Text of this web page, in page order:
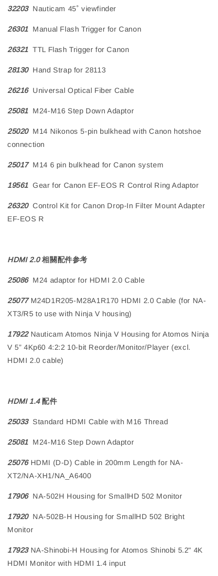
32203Nauticam 45˚ viewfinder
26301 Manual Flash Trigger for Canon
26321 TTL Flash Trigger for Canon
28130Hand Strap for 28113
26216Universal Optical Fiber Cable
25081 M24-M16 Step Down Adaptor
25020M14 Nikonos 5-pin bulkhead with Canon hotshoe
connection
25017M14 6 pin bulkhead for Canon system
19561 Gear for Canon EF-EOS R Control Ring Adaptor
26320Control Kit for Canon Drop-In Filter Mount Adapter
EF-EOS R
HDMI 2.0相關配件参考
25086M24 adaptor for HDMI 2.0 Cable
25077M24D1R205-M28A1R170 HDMI 2.0 Cable (for NA-
XT3/R5 to use with Ninja V housing)
17922Nauticam Atomos Ninja V Housing for Atomos Ninja
V 5” 4Kp60 4:2:2 10-bit Reorder/Monitor/Player (excl.
HDMI 2.0 cable)
HDMI 1.4配件
25033Standard HDMI Cable with M16 Thread
25081 M24-M16 Step Down Adaptor
25076HDMI (D-D) Cable in 200mm Length for NA-
XT2/NA-XH1/NA_A6400
17906NA-502H Housing for SmallHD 502 Monitor
17920NA-502B-H Housing for SmallHD 502 Bright
Monitor
17923NA-Shinobi-H Housing for Atomos Shinobi 5.2" 4K
HDMI Monitor with HDMI 1.4 input